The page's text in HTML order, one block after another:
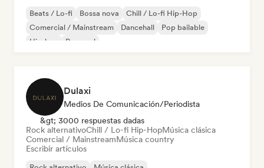
Beats / Lo-fi Bossa nova
Chill / Lo-fi Hip-Hop
Comercial / Mainstream
Dancehall
Pop bailable
Hip-hop
Pop soul
Dulaxi
Medios De Comunicación/Periodista
&gt; 3000 respuestas dadas
Rock alternativoChill / Lo-fi Hip-HopMúsica clásica
Comercial / MainstreamMúsica country
Escribir artículos